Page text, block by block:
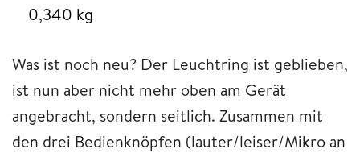
0,340 kg
Was ist noch neu? Der Leuchtring ist geblieben,
ist nun aber nicht mehr oben am Gerät
angebracht, sondern seitlich. Zusammen mit
den drei Bedienknöpfen (lauter/leiser/Mikro an